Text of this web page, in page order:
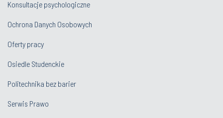
Konsultacje psychologiczne
Ochrona Danych Osobowych
Oferty pracy
Osiedle Studenckie
Politechnika bez barier
Serwis Prawo